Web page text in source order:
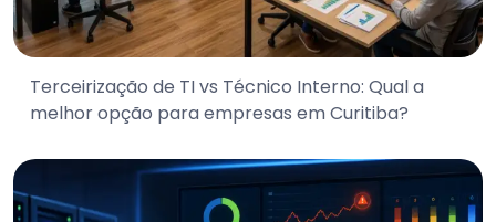
Terceirização de TI vs Técnico Interno: Qual a
melhor opção para empresas em Curitiba?